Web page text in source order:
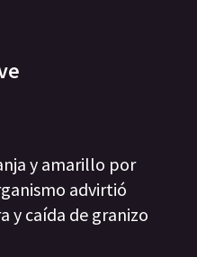
y amarillo por
advirtió
y caída de granizo